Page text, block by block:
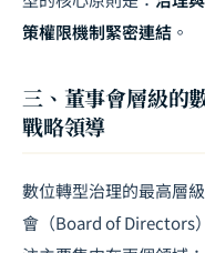
策權限機制緊密連結 。
三、董事會層級的
戰略領導
數位轉型治理的最高層
會（Board of Directors